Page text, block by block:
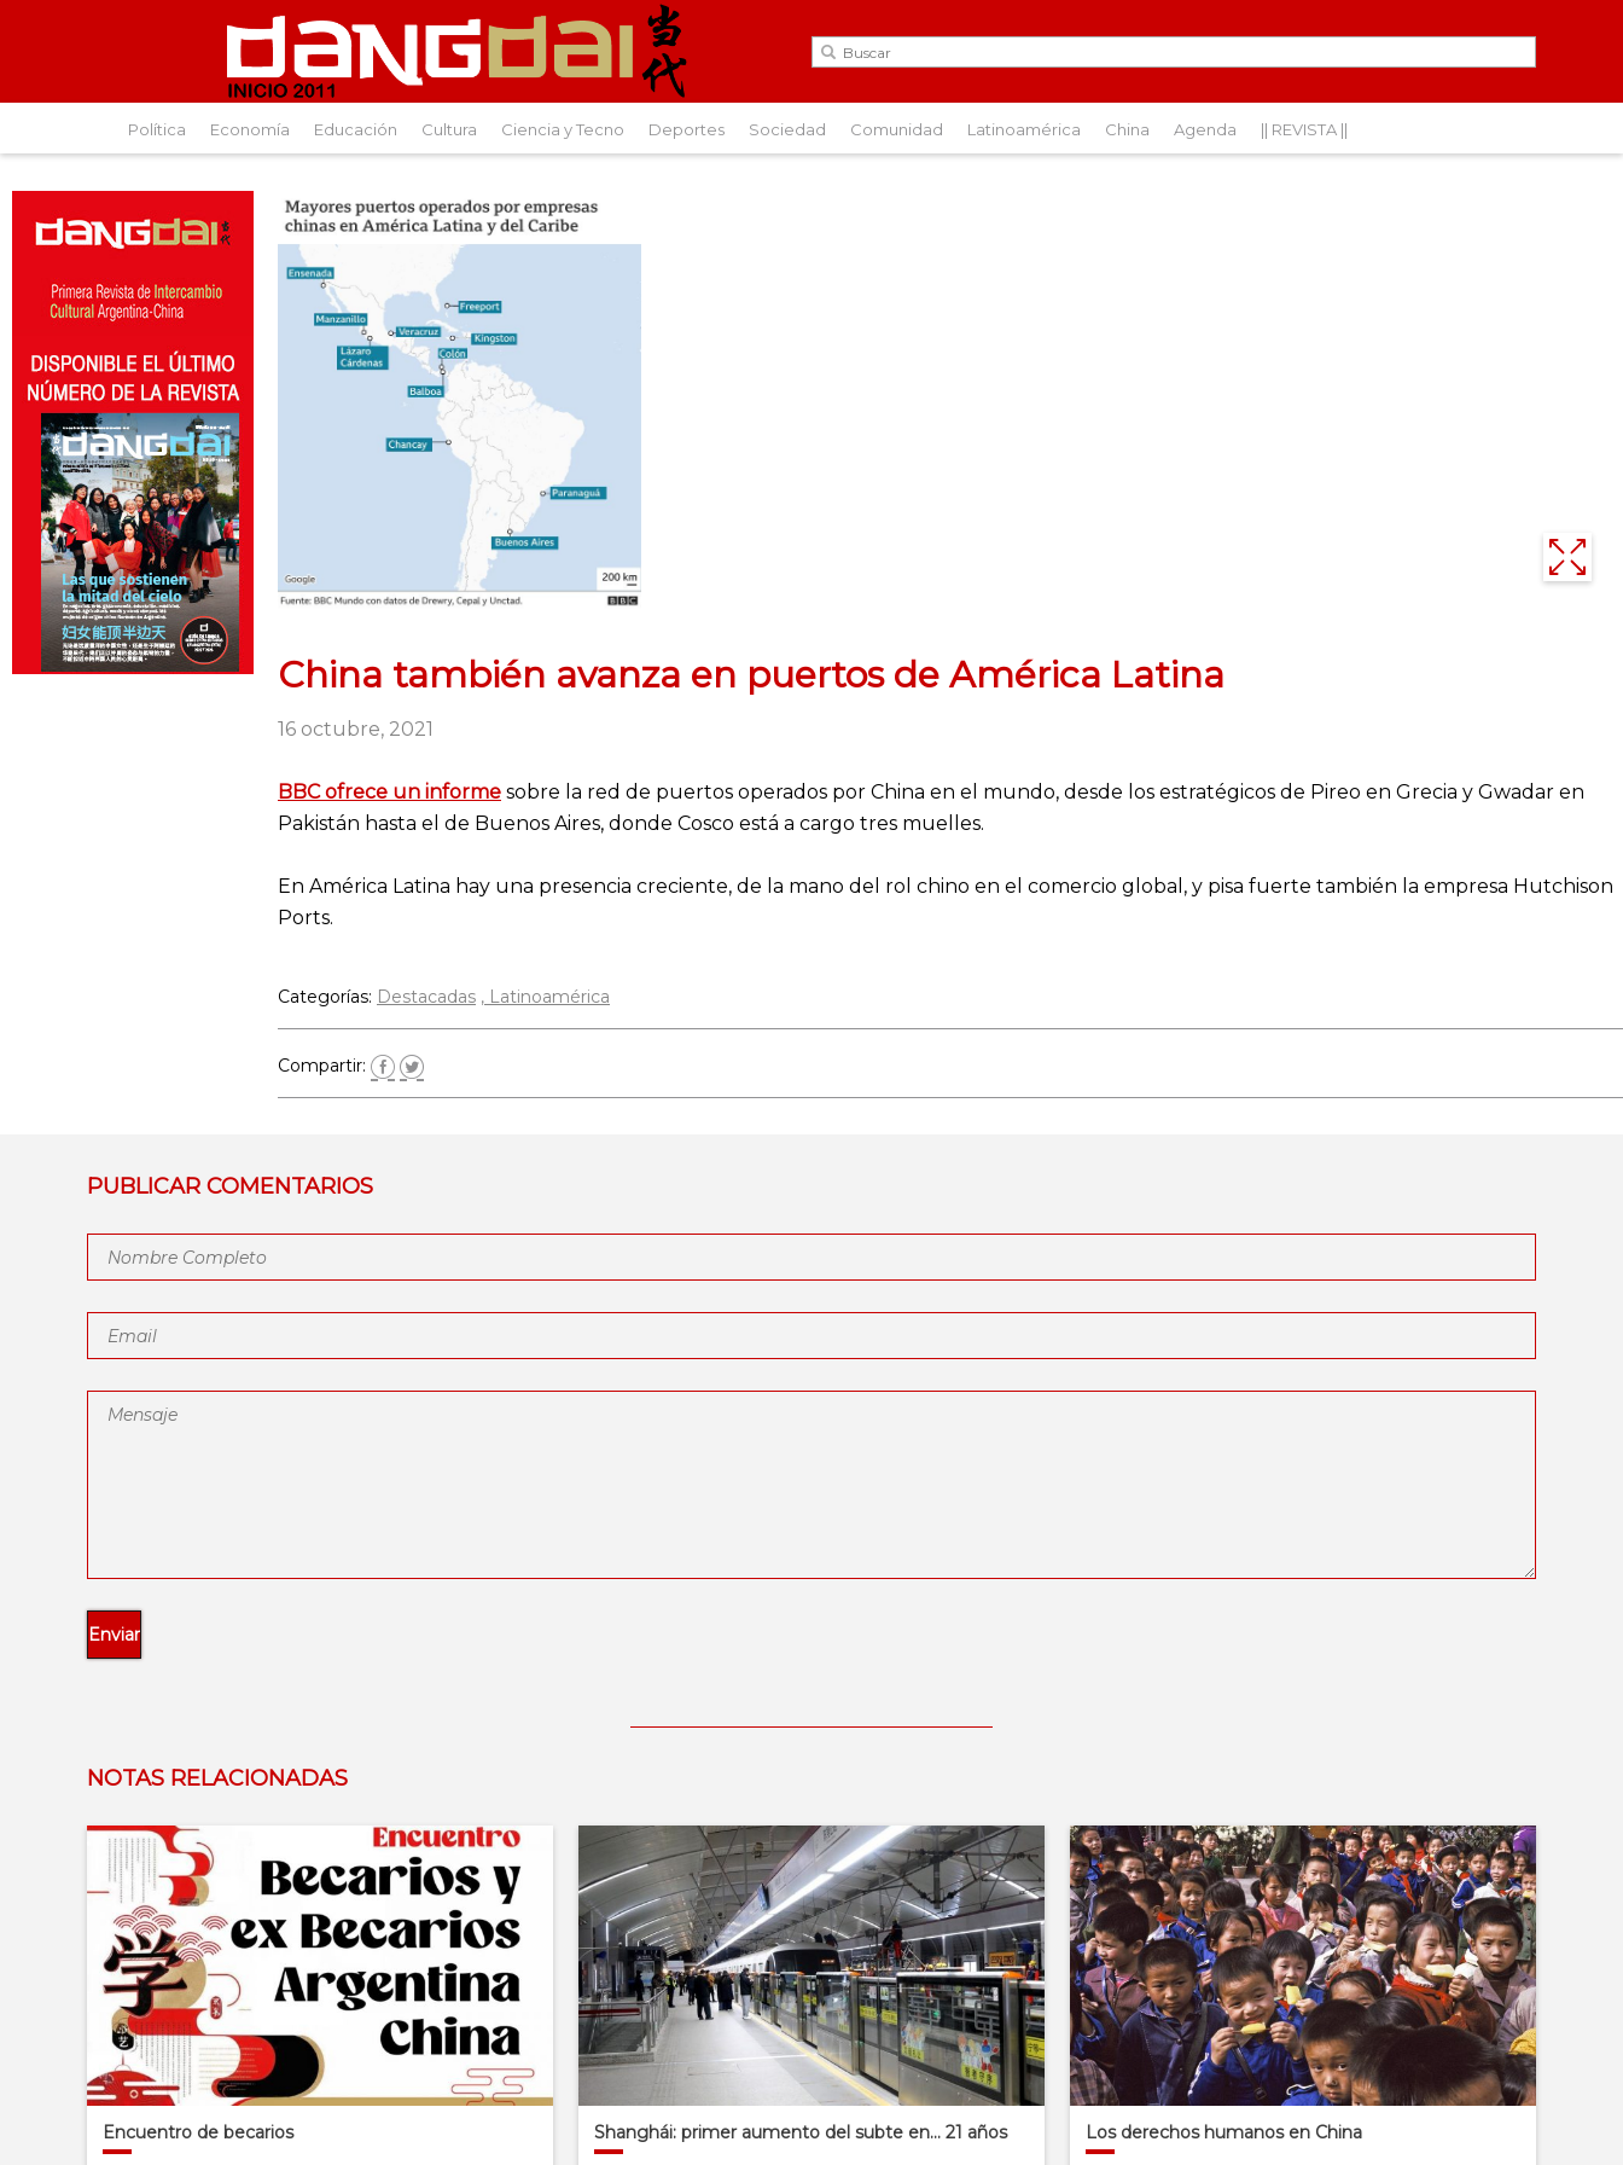
Política Economía Educación Cultura Ciencia y Tecno Deportes Sociedad Comunidad Latinoamérica China Agenda || REVISTA ||
China también avanza en puertos de América Latina
16 octubre, 2021
BBCofrece un informe sobre la red de puertos operados por China en el mundo, desde los estratégicos de Pireo en Grecia y Gwadar en
Pakistán hasta el de Buenos Aires, donde Cosco está a cargo tres muelles.
En América Latina hay una presencia creciente, de la mano del rol chino en el comercio global, y pisa fuerte también la empresa Hutchison
Ports.
Categorías: Destacadas Latinoamérica
Compartir:
PUBLICAR COMENTARIOS
NOTAS RELACIONADAS
Encuentro de becarios Shanghái: primer aumento del subte en… 21 años Los derechos humanos en China